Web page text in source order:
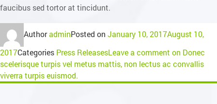
faucibus sed tortor at tincidunt.
AuthoradminPosted on January 10, 2017August 10,
2017Categories Press ReleasesLeave a comment on Donec
scelerisque turpis vel metus mattis, non lectus ac convallis
viverra turpis euismod.